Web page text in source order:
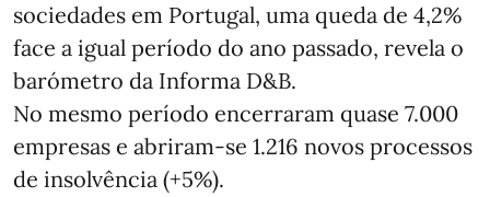
sociedades em Portugal, uma queda de 4,2%
face a igual período do ano passado, revela o
barómetro da Informa D&B.
No mesmo período encerraram quase 7.000
empresas e abriram‑se 1.216 novos processos
de insolvência (+5%).